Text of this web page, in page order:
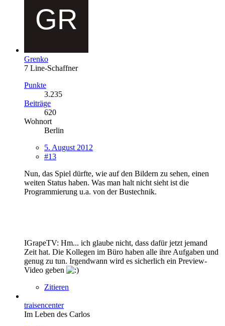
Grenko
7 Line-Schaffner
Punkte
3.235
Beiträge
620
Wohnort
Berlin
5. August 2012
#13
Nun, das Spiel dürfte, wie auf den Bildern zu sehen, einen
weiten Status haben. Was man halt nicht sieht ist die
Programmierung u.a. von der Bustechnik.
IGrapeTV: Hm... ich glaube nicht, dass dafür jetzt jemand
Zeit hat. Die Kollegen im Büro haben alle ihre Aufgaben und
genug zu tun. Irgendwann wird es sicherlich ein Preview-
Video geben
Zitieren
traisencenter
Im Leben des Carlos